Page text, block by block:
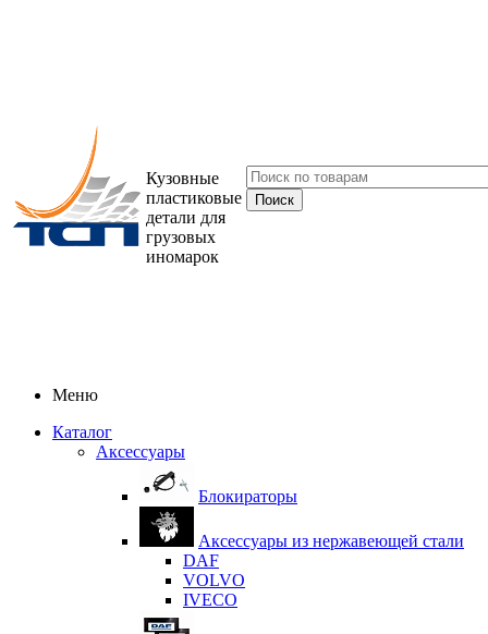
Кузовные
пластиковые
детали для
грузовых
иномарок
Меню
Каталог
Аксессуары
Блокираторы
Аксессуары из нержавеющей стали
DAF
VOLVO
IVECO